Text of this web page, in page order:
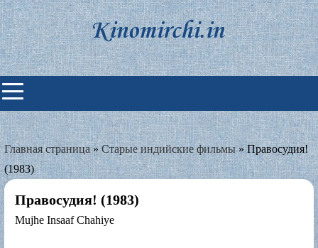
Skip
to
content
Индийские фильмы смотреть
онлайн
Главная страница»Старые индийские фильмы»Правосудия!
(1983)
Правосудия! (1983)
Mujhe Insaaf Chahiye